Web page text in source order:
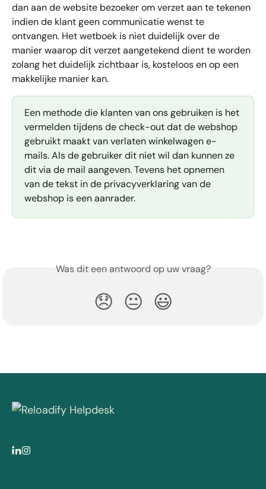
dan aan de website bezoeker om verzet aan te tekenen
indien de klant geen communicatie wenst te
ontvangen. Het wetboek is niet duidelijk over de
manier waarop dit verzet aangetekend dient te worden
zolang het duidelijk zichtbaar is, kosteloos en op een
makkelijke manier kan.
Een methode die klanten van ons gebruiken is het
vermelden tijdens de check-out dat de webshop
gebruikt maakt van verlaten winkelwagen e-
mails. Als de gebruiker dit niet wil dan kunnen ze
dit via de mail aangeven. Tevens het opnemen
van de tekst in de privacyverklaring van de
webshop is een aanrader.
Was dit een antwoord op uw vraag?
😞 😐 😃